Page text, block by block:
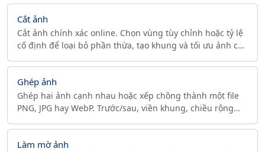
Cắt ảnh
Cắt ảnh chính xác online. Chọn vùng tùy chỉnh hoặc tỷ lệ
cố định để loại bỏ phần thừa, tạo khung và tối ưu ảnh cho
Ghép ảnh
Ghép hai ảnh cạnh nhau hoặc xếp chồng thành một file
PNG, JPG hay WebP. Trước/sau, viền khung, chiều rộng
Làm mờ ảnh